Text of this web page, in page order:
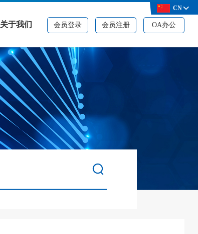
会员登录 会员注册 OA办公
关于我们
公司简介
品牌资质
CN